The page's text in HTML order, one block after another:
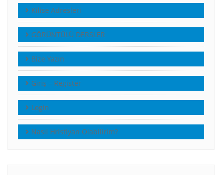
Kilise Adresleri
GÖRÜNTÜLÜ DERSLER
Bize Yazın
Giriş – Register
Login
Nasıl Hristiyan Olabilirim?